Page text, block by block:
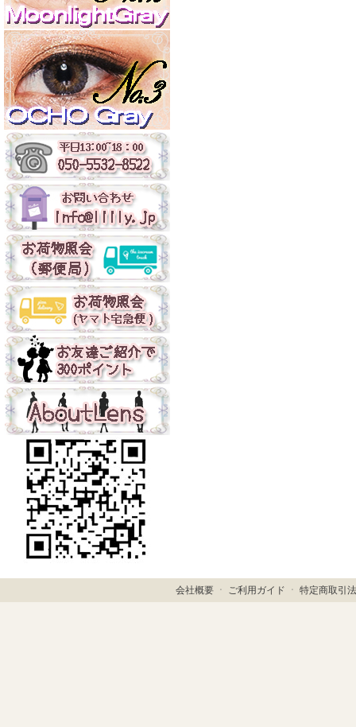
会社概要 ㆍ ご利用ガイド ㆍ特定商取引